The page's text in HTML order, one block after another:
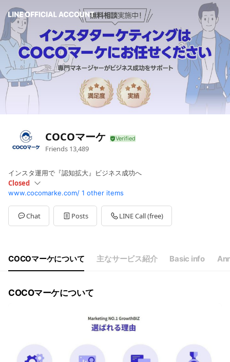
COCOマーケ
Friends 13,489
インスタ運用で『認知拡大』ビジネス成功へ
Closed
SunClosed
Mon00:00 - 00:00
Tue00:00 - 00:00
Wed00:00 - 00:00
24時間お問い合わせを受け付けております
www.cocomarke.com/ 1 other items
Chat Posts LINE Call (free)
COCOマーケについて 主なサービス紹介 Basic info
COCOマーケについて